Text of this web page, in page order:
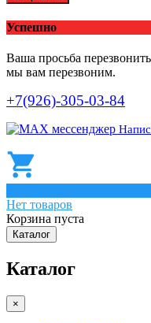
Успешно
Ваша просьба
мы вам перезвоним.
+7(926)-305-03-84
Нет товаров
Корзина пуста
Каталог
Каталог
×